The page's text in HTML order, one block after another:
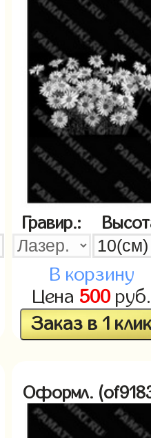
Гравир.:
В корзину
Цена 500руб.
Заказ в 1
Оформл.